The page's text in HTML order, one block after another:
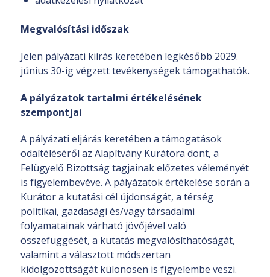
Megvalósítási időszak
Jelen pályázati kiírás keretében legkésőbb 2029.
június 30-ig végzett tevékenységek támogathatók.
A pályázatok tartalmi értékelésének
szempontjai
A pályázati eljárás keretében a támogatások
odaítéléséről az Alapítvány Kurátora dönt, a
Felügyelő Bizottság tagjainak előzetes véleményét
is figyelembevéve. A pályázatok értékelése során a
Kurátor a kutatási cél újdonságát, a térség
politikai, gazdasági és/vagy társadalmi
folyamatainak várható jövőjével való
összefüggését, a kutatás megvalósíthatóságát,
valamint a választott módszertan
kidolgozottságát különösen is figyelembe veszi.